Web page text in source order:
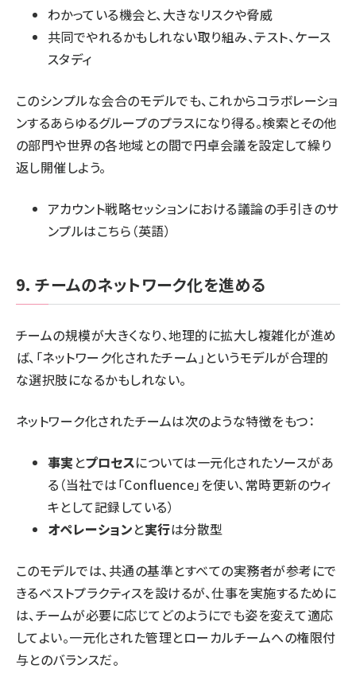
わかっている機会と、大きなリスクや脅威
共同でやれるかもしれない取り組み、テスト、ケース
スタディ
このシンプルな会合のモデルでも、これからコラボレーショ
ンするあらゆるグループのプラスになり得る。検索とその他
の部門や世界の各地域との間で円卓会議を設定して繰り
返し開催しよう。
アカウント戦略セッションにおける議論の手引きのサ
ンプルはこちら （英語）
9. チームのネットワーク化を進める
チームの規模が大きくなり、地理的に拡大し複雑化が進め
ば、「ネットワーク化されたチーム」というモデルが合理的
な選択肢になるかもしれない。
ネットワーク化されたチームは次のような特徴をもつ：
事実 とプロセスについては一元化されたソースがあ
る（当社では「Confluence」を使い、常時更新のウィ
キとして記録している）
オペレーションと実行は分散型
このモデルでは、共通の基準とすべての実務者が参考にで
きるベストプラクティスを設けるが、仕事を実施するために
は、チームが必要に応じてどのようにでも姿を変えて適応
してよい。一元化された管理とローカルチームへの権限付
与とのバランスだ。